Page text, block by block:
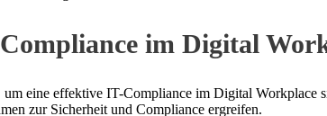
im Digital
eine effektive IT-Compliance im Digital
zur Sicherheit und Compliance ergreifen.